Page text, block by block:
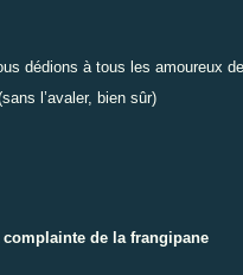
dédions à tous les amoureux
l’avaler, bien sûr)
de la frangipane